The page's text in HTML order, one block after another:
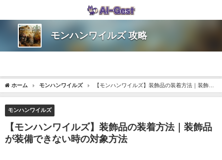
モンハンワイルズ 攻略
ホーム モンハンワイルズ
【モンハンワイルズ】装飾品の装着方法｜装飾品
が装備できない時の対象方法
モンハンワイルズ
【モンハンワイルズ】装飾品の装着方法｜装飾品
が装備できない時の対象方法